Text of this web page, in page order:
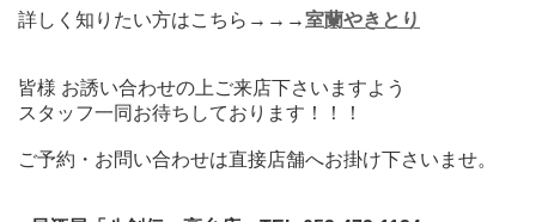
詳しく知りたい方はこちら→→→室蘭やきとり
皆様 お誘い合わせの上ご来店下さいますよう
スタッフ一同お待ちしております！！！
ご予約・お問い合わせは直接店舗へお掛け下さいませ。